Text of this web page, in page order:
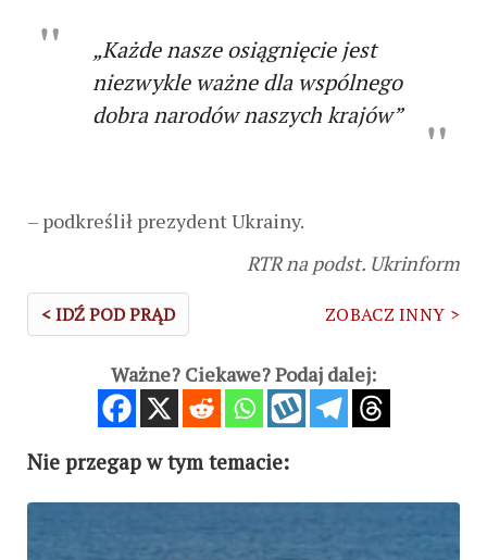
„Każde nasze osiągnięcie jest
niezwykle ważne dla wspólnego
dobra narodów naszych krajów”
– podkreślił prezydent Ukrainy.
RTR na podst. Ukrinform
< IDŹ POD PRĄD ZOBACZ INNY >
Ważne? Ciekawe? Podaj dalej:
Nie przegap w tym temacie: